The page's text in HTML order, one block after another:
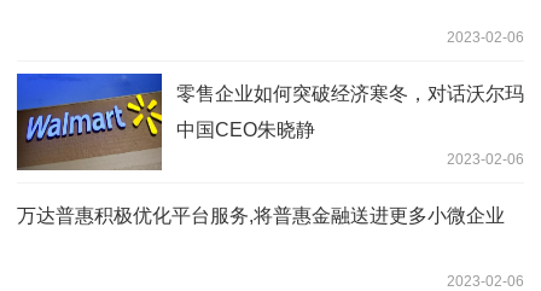
2023-02-06
零售企业如何突破经济寒冬，对话沃尔玛
中国CEO朱晓静
2023-02-06
万达普惠积极优化平台服务,将普惠金融送进更多小微企业
2023-02-06